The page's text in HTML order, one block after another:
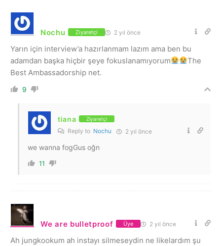
Nochu Ziyaretçi 2 yıl önce
Yarın için interview’a hazırlanmam lazım ama ben bu
adamdan başka hiçbir şeye fokuslanamıyorum
The
Best Ambassadorship net.
9
tiana Ziyaretçi
Reply to Nochu 2 yıl önce
we wanna fogGus oğn
11
We are bulletproof Üye 2 yıl önce
Ah jungkookum ah instayı silmeseydin ne likelardım şu